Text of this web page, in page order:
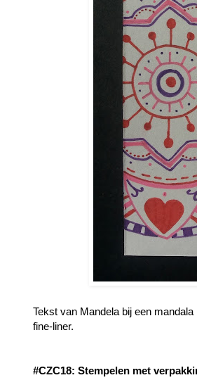
Tekst van Mandela bij een
fine-liner.
#CZC18: Stempelen met